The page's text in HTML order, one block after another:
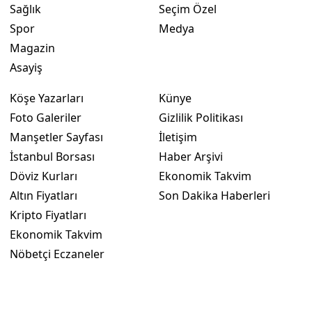
Sağlık
Spor
Magazin
Asayiş
Seçim Özel
Medya
Köşe Yazarları
Foto Galeriler
Manşetler Sayfası
İstanbul Borsası
Döviz Kurları
Altın Fiyatları
Kripto Fiyatları
Ekonomik Takvim
Nöbetçi Eczaneler
Künye
Gizlilik Politikası
İletişim
Haber Arşivi
Ekonomik Takvim
Son Dakika Haberleri